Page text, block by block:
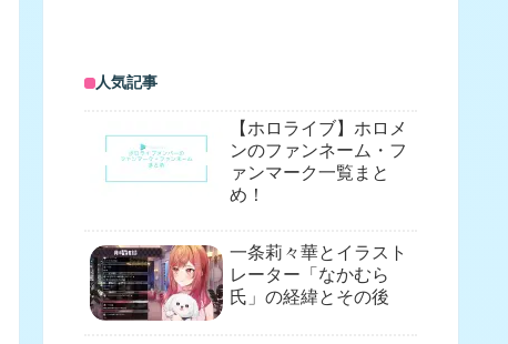
人気記事
【ホロライブ】ホロメ
ンのファンネーム・フ
ァンマーク一覧まと
め！
一条莉々華とイラスト
レーター「なかむら
氏」の経緯とその後